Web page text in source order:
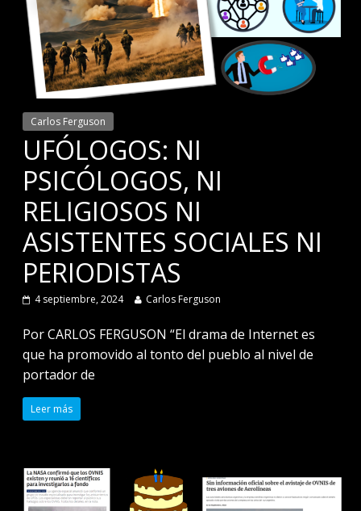
Carlos Ferguson
UFÓLOGOS: NI
PSICÓLOGOS, NI
RELIGIOSOS NI
ASISTENTES SOCIALES NI
PERIODISTAS
4 septiembre, 2024 Carlos Ferguson
Por CARLOS FERGUSON “El drama de Internet es
que ha promovido al tonto del pueblo al nivel de
portador de
Leer más